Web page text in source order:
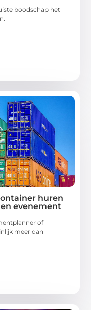
boodschap het
huren
evenement
of
meer dan